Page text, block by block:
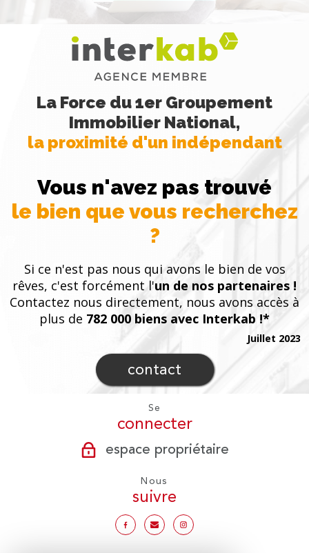
La Force du 1er Groupement
Immobilier National,
la proximité d'un indépendant
Vous n'avez pas trouvé
le bien que vous recherchez
?
Si ce n'est pas nous qui avons le bien de vos
rêves, c'est forcément l'un de nos partenaires !
Contactez nous directement, nous avons accès à
plus de 782 000 biens avec Interkab !*
contact
Juillet 2023
Se
connecter
espace propriétaire
Nous
suivre